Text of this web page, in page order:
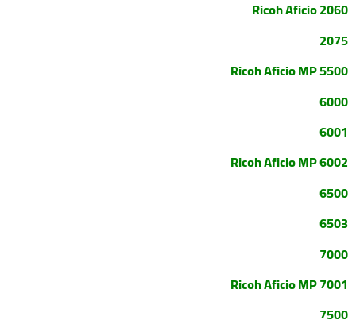
Ricoh Aficio 2060
2075
Ricoh Aficio MP 5500
6000
6001
Ricoh Aficio MP 6002
6500
6503
7000
Ricoh Aficio MP 7001
7500